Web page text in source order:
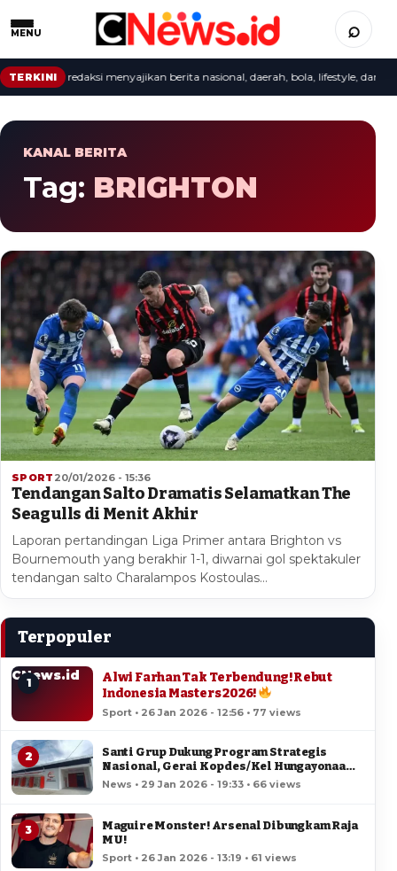
MENU ⌕
TERKINI
cepat: redaksi menyajikan berita nasional, daerah, bola, lifestyle, dan
KANAL BERITA
Tag: BRIGHTON
SPORT 20/01/2026 - 15:36
Tendangan Salto Dramatis Selamatkan The
Seagulls di Menit Akhir
Laporan pertandingan Liga Primer antara Brighton vs
Bournemouth yang berakhir 1-1, diwarnai gol spektakuler
tendangan salto Charalampos Kostoulas…
Terpopuler
CNews.id
1
Alwi Farhan Tak Terbendung! Rebut
Indonesia Masters 2026!
Sport • 26 Jan 2026 - 12:56 • 77 views
2
Santi Grup Dukung Program Strategis
Nasional, Gerai Kopdes/Kel Hungayonaa
Jadi yang Tercepat Dibangun di Gorontalo
News • 29 Jan 2026 - 19:33 • 66 views
3
Maguire Monster! Arsenal Dibungkam Raja
MU!
Sport • 26 Jan 2026 - 13:19 • 61 views